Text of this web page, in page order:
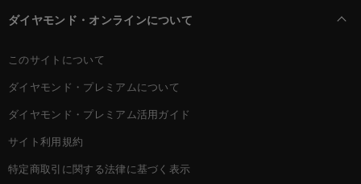
ダイヤモンド・オンラインについて
このサイトについて
ダイヤモンド・プレミアムについて
ダイヤモンド・プレミアム活用ガイド
サイト利用規約
特定商取引に関する法律に基づく表示